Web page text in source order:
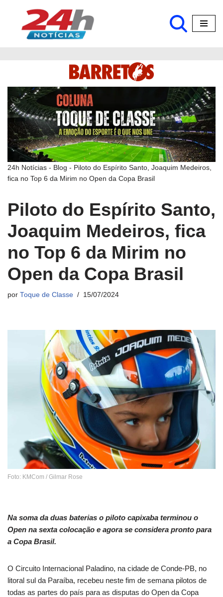
Pular
24h Notícias - Blog - Piloto do Espírito Santo, Joaquim Medeiros,
fica no Top 6 da Mirim no Open da Copa Brasil
Piloto do Espírito Santo,
Joaquim Medeiros, fica
no Top 6 da Mirim no
Open da Copa Brasil
por Toque de Classe 15/07/2024
Foto: KMCom / Gilmar Rose
Na soma da duas baterias o piloto capixaba terminou o
Open na sexta colocação e agora se considera pronto para
a Copa Brasil.
O Circuito Internacional Paladino, na cidade de Conde-PB, no
litoral sul da Paraíba, recebeu neste fim de semana pilotos de
todas as partes do país para as disputas do Open da Copa